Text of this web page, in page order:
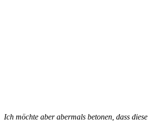
Ich möchte aber abermals betonen, dass